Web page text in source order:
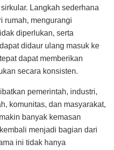
Langkah sederhana
rumah, mengurangi
diperlukan, serta
didaur ulang masuk ke
dapat memberikan
secara konsisten.
pemerintah, industri,
komunitas, dan masyarakat,
banyak kemasan
menjadi bagian dari
ini tidak hanya